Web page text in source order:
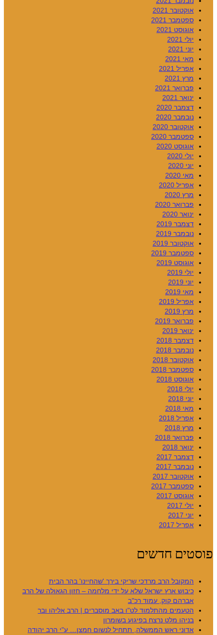
אוקטובר 2021
ספטמבר 2021
אוגוסט 2021
יולי 2021
יוני 2021
מאי 2021
אפריל 2021
מרץ 2021
פברואר 2021
ינואר 2021
דצמבר 2020
נובמבר 2020
אוקטובר 2020
ספטמבר 2020
אוגוסט 2020
יולי 2020
יוני 2020
מאי 2020
אפריל 2020
מרץ 2020
פברואר 2020
ינואר 2020
דצמבר 2019
נובמבר 2019
אוקטובר 2019
ספטמבר 2019
אוגוסט 2019
יולי 2019
יוני 2019
מאי 2019
אפריל 2019
מרץ 2019
פברואר 2019
ינואר 2019
דצמבר 2018
נובמבר 2018
אוקטובר 2018
ספטמבר 2018
אוגוסט 2018
יולי 2018
יוני 2018
מאי 2018
אפריל 2018
מרץ 2018
פברואר 2018
ינואר 2018
דצמבר 2017
נובמבר 2017
אוקטובר 2017
ספטמבר 2017
אוגוסט 2017
יולי 2017
יוני 2017
אפריל 2017
פוסטים חדשים
המקובל הרב מרדכי שריקי בירך 'שהחיינו' בהר הבית
כיבוש ארץ ישראל שלא על ידי מלחמה – חזון הגאולה של הרב
אברהם קוק, עמוד רכ"ב
הטעמים מהתלמוד לט"ו באב מוסברים | הרב אליהו ובר
בניהו מלט נרצח בפיגוע בשומרון
אדוני ראש הממשלה, תתחיל לנשום חמצן… ע"י הרב יהודה